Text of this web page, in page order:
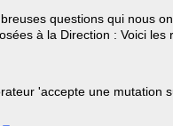
questions qui nous
à la Direction : Voici les
'accepte une mutation